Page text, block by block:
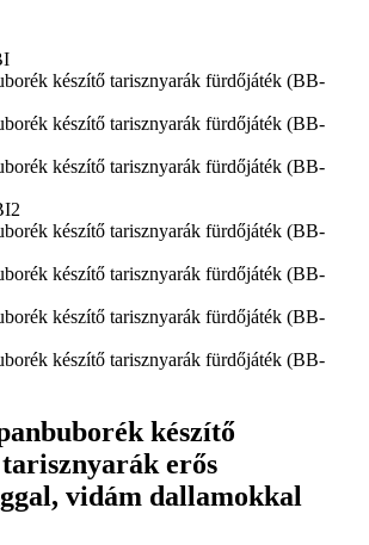
készítő
erős
vidám dallamokkal